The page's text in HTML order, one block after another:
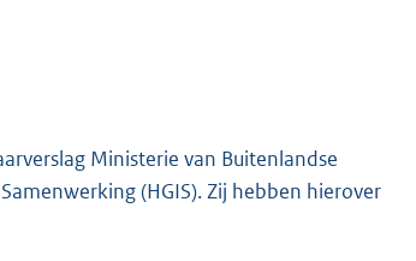
Ministerie van Buitenlandse
(HGIS). Zij hebben hierover